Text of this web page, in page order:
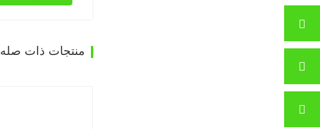
منتجات ذات صله